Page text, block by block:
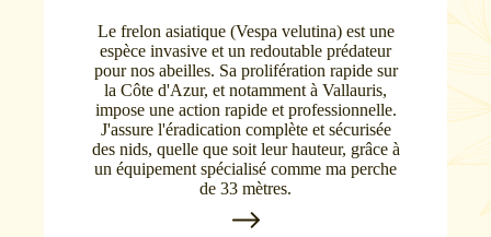
Le frelon asiatique (Vespa velutina) est une
espèce invasive et un redoutable prédateur
pour nos abeilles. Sa prolifération rapide sur
la Côte d'Azur, et notamment à Vallauris,
impose une action rapide et professionnelle.
J'assure l'éradication complète et sécurisée
des nids, quelle que soit leur hauteur, grâce à
un équipement spécialisé comme ma perche
de 33 mètres.